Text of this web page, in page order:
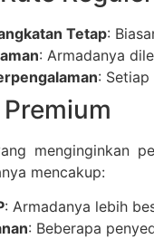
Tetap:
: Armadanya
:
menginginkan
mencakup:
: Armadanya lebih
: Beberapa